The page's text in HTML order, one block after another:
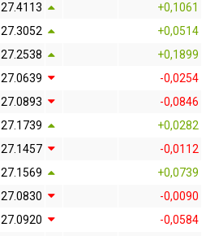
27.4113
+0,1061
27.3052
+0,0514
27.2538
+0,1899
27.0639
-0,0254
27.0893
-0,0846
27.1739
+0,0282
27.1457
-0,0112
27.1569
+0,0739
27.0830
-0,0090
27.0920
-0,0584